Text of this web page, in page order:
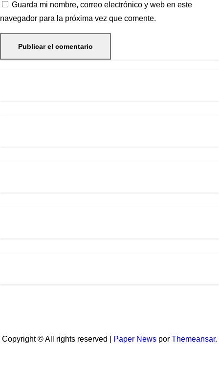
Guarda mi nombre, correo electrónico y web en este
navegador para la próxima vez que comente.
Copyright © All rights reserved Paper News por Themeansar.